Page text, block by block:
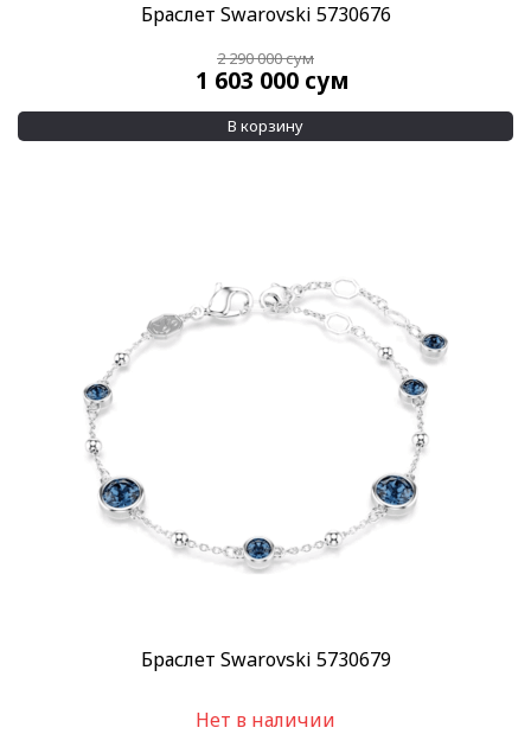
Браслет Swarovski 5730676
2 290 000сум
1 603 000 сум
В корзину
Браслет Swarovski 5730679
Нет в наличии